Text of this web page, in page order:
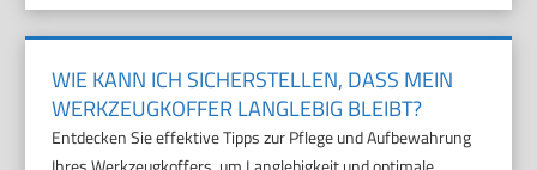
WIE KANN ICH SICHERSTELLEN, DASS MEIN
WERKZEUGKOFFER LANGLEBIG BLEIBT?
Entdecken Sie effektive Tipps zur Pflege und Aufbewahrung